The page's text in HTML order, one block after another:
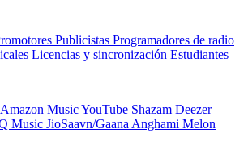
Publicistas Programadores de radio
Licencias y sincronización Estudiantes
Amazon MusicYouTube Shazam Deezer
Music JioSaavn/Gaana Anghami Melon